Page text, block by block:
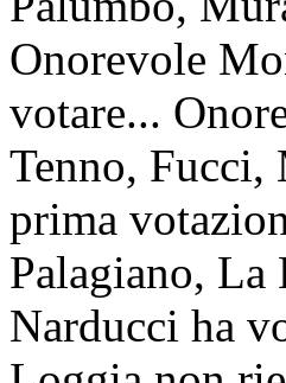
Onorevole
votare...
Tenno, Fucci,
prima
Palagiano,
Narducci ha